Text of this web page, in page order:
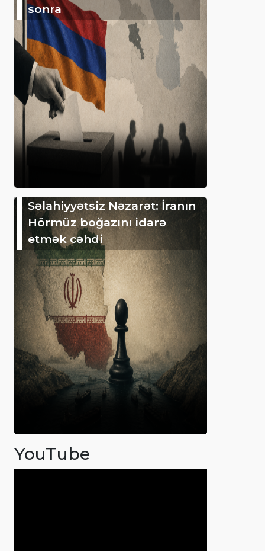
sonra
Səlahiyyətsiz Nəzarət: İranın
Hörmüz boğazını idarə
etmək cəhdi
YouTube